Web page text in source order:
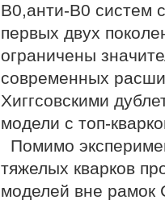
B0,анти-B0 систем
первых двух
ограничены
современных
Хиггсовскими
модели с топ-
Помимо
тяжелых кварков
моделей вне рамок